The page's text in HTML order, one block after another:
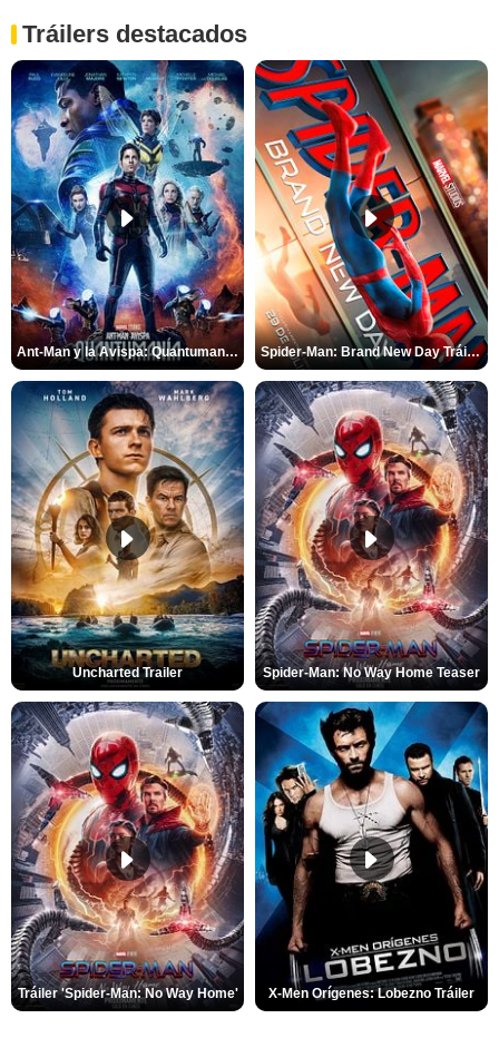
Tráilers destacados
Ant-Man y la Avispa: Quantumanía Tráiler (2) Spider-Man: Brand New Day Tráiler (3)
Uncharted Trailer Spider-Man: No Way Home Teaser
Tráiler 'Spider-Man: No Way Home' X-Men Orígenes: Lobezno Tráiler